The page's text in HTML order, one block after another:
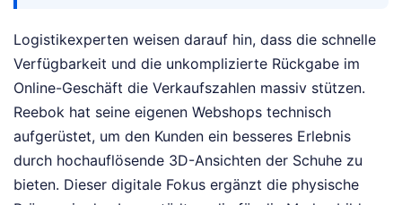
Logistikexperten weisen darauf hin, dass die schnelle
Verfügbarkeit und die unkomplizierte Rückgabe im
Online-Geschäft die Verkaufszahlen massiv stützen.
Reebok hat seine eigenen Webshops technisch
aufgerüstet, um den Kunden ein besseres Erlebnis
durch hochauflösende 3D-Ansichten der Schuhe zu
bieten. Dieser digitale Fokus ergänzt die physische